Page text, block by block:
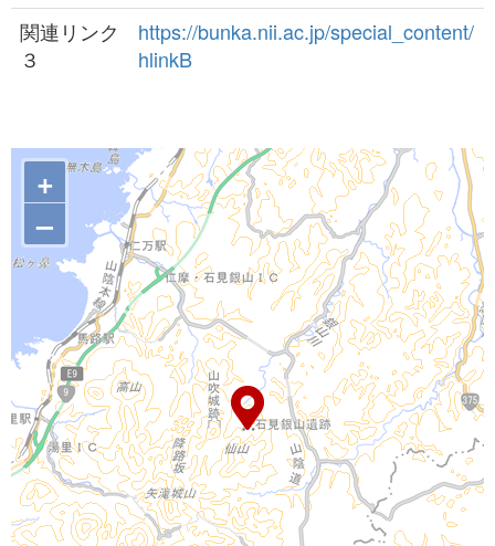
関連リンク
３
https://bunka.nii.ac.jp/special_content/
hlinkB
+
–